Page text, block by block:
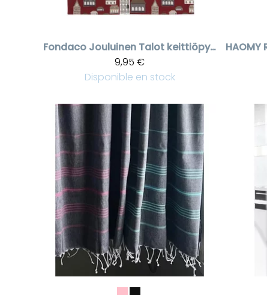
Fondaco
Jouluinen Talot keittiöpyyhe punainen | Sisustus Laventeli
9,95 €
Disponible en stock
HAOMY